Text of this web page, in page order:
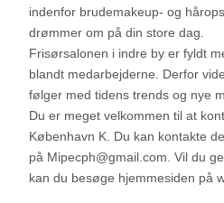
indenfor brudemakeup- og
drømmer om på din store dag.
Frisørsalonen i indre by er fyldt
blandt medarbejderne. Derfor
følger med tidens trends og nye
Du er meget velkommen til at
København K. Du kan kontakte
på Mipecph@gmail.com. Vil du
kan du besøge hjemmesiden på